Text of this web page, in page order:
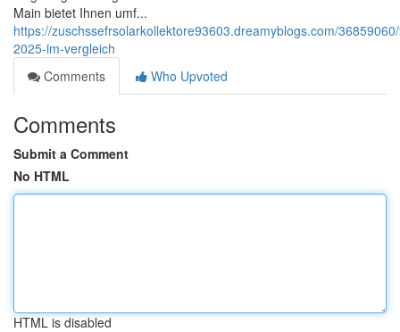
Main bietet Ihnen umf...
https://zuschssefrsolarkollektore93603.dreamyblogs.com/
2025-im-vergleich
Comments
Who Upvoted
Comments
Submit a Comment
No HTML
HTML is disabled